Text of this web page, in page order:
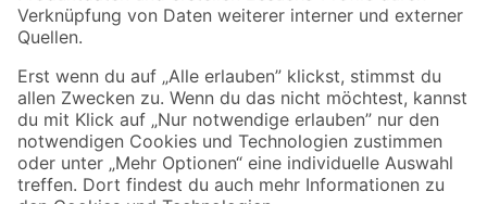
Sicher einkaufen
Jetzt die toom-App herunterladen